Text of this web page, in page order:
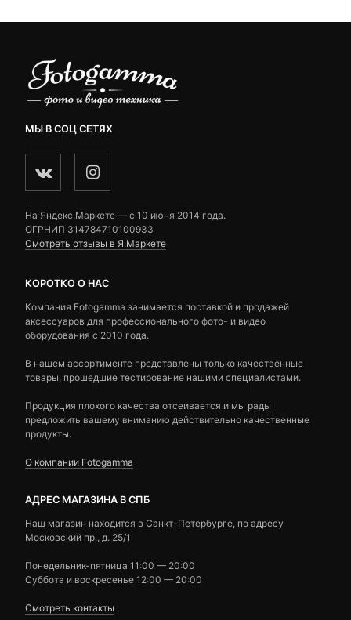
МЫ В СОЦ СЕТЯХ
На Яндекс.Маркете — c 10 июня 2014 года.
ОГРНИП 314784710100933
Смотреть отзывы в Я.Маркете
КОРОТКО О НАС
Компания Fotogamma занимается поставкой и продажей
аксессуаров для профессионального фото- и видео
оборудования с 2010 года.
В нашем ассортименте представлены только качественные
товары, прошедшие тестирование нашими специалистами.
Продукция плохого качества отсеивается и мы рады
предложить вашему вниманию действительно качественные
продукты.
О компании Fotogamma
АДРЕС МАГАЗИНА В СПБ
Наш магазин находится в Санкт-Петербурге, по адресу
Московский пр., д. 25/1
Понедельник-пятница 11:00 — 20:00
Суббота и воскресенье 12:00 — 20:00
Смотреть контакты